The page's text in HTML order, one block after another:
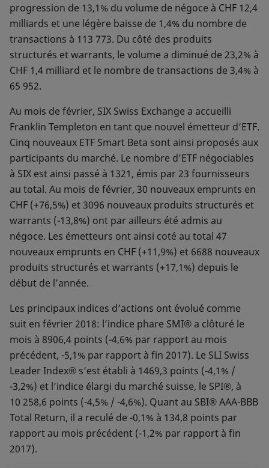
progression de 13,1% du volume de négoce à CHF 12,4
milliards et une légère baisse de 1,4% du nombre de
transactions à 113 773. Du côté des produits
structurés et warrants, le volume a diminué de 23,2% à
CHF 1,4 milliard et le nombre de transactions de 3,4% à
65 952.
Au mois de février, SIX Swiss Exchange a accueilli
Franklin Templeton en tant que nouvel émetteur d’ETF.
Cinq nouveaux ETF Smart Beta sont ainsi proposés aux
participants du marché. Le nombre d’ETF négociables
à SIX est ainsi passé à 1321, émis par 23 fournisseurs
au total. Au mois de février, 30 nouveaux emprunts en
CHF (+76,5%) et 3096 nouveaux produits structurés et
warrants (-13,8%) ont par ailleurs été admis au
négoce. Les émetteurs ont ainsi coté au total 47
nouveaux emprunts en CHF (+11,9%) et 6688 nouveaux
produits structurés et warrants (+17,1%) depuis le
début de l’année.
Les principaux indices d’actions ont évolué comme
suit en février 2018: l’indice phare SMI® a clôturé le
mois à 8906,4 points (-4,6% par rapport au mois
précédent, -5,1% par rapport à fin 2017). Le SLI Swiss
Leader Index® s’est établi à 1469,3 points (-4,1% /
-3,2%) et l’indice élargi du marché suisse, le SPI®, à
10 258,6 points (-4,5% / -4,6%). Quant au SBI® AAA-BBB
Total Return, il a reculé de -0,1% à 134,8 points par
rapport au mois précédent (-1,2% par rapport à fin
2017).